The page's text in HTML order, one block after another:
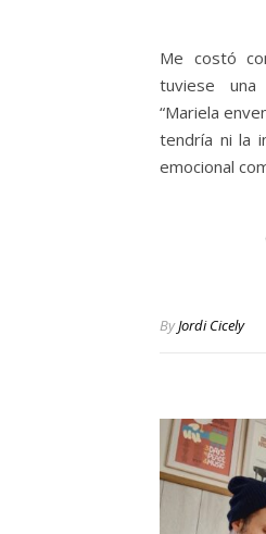
Me costó
tuviese
“Mariela
tendría ni la
emocional
ByJordi Cicely